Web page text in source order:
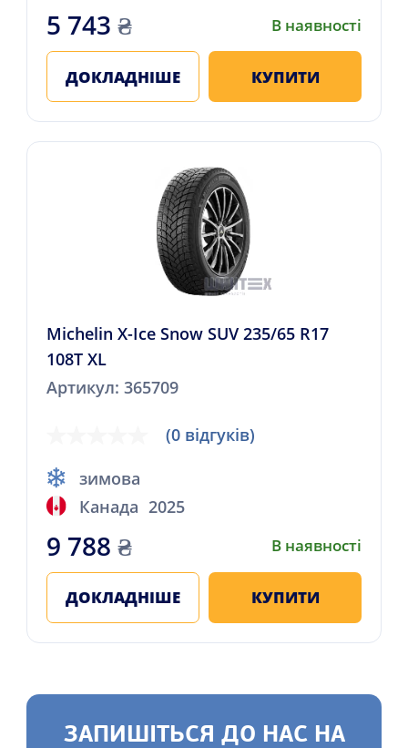
5 743 ₴ В наявності
ДОКЛАДНІШЕ КУПИТИ
Michelin X-Ice Snow SUV 235/65 R17
108T XL
Артикул: 365709
(0 відгуків)
зимова
Канада 2025
9 788 ₴ В наявності
ДОКЛАДНІШЕ КУПИТИ
ЗАПИШІТЬСЯ ДО НАС НА